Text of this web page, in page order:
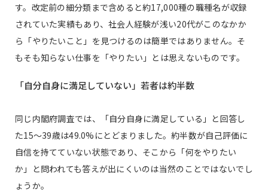
す。改定前の細分類まで含めると約17,000種の職種名が収録
されていた実績もあり、社会人経験が浅い20代がこのなかか
ら「やりたいこと」を見つけるのは簡単ではありません。そ
もそも知らない仕事を「やりたい」とは思えないものです。
「自分自身に満足していない」若者は約半数
同じ内閣府調査では、「自分自身に満足している」と回答し
た15〜39歳は49.0%にとどまりました。約半数が自己評価に
自信を持てていない状態であり、そこから「何をやりたい
か」と問われても答えが出にくいのは当然のことではないでし
ょうか。